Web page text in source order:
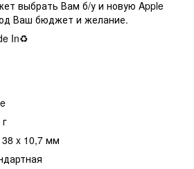
выбрать Вам б/у и новую Apple
Ваш бюджет и желание.
In♻️
38 x 10,7 мм